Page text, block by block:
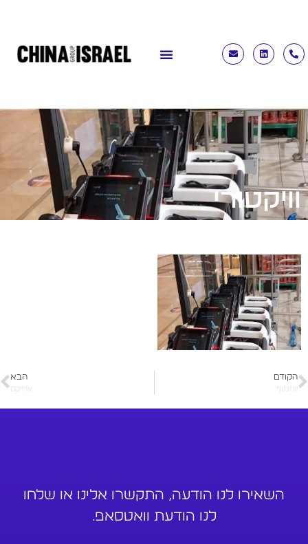
וויקטורי
הקודם
יוחננוף
הבא
אייזיקס
השאירו לנו הודעה, התקשרו אלינו או שלחו
לנו הודעת וואטסאפ.